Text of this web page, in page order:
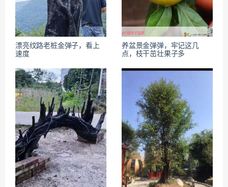
漂亮纹路老桩金弹子，看上
速度
养盆景金弹弹，牢记这几
点，枝干茁壮果子多